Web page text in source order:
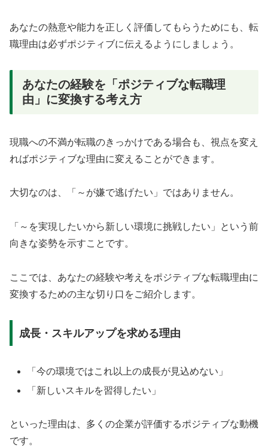
あなたの熱意や能力を正しく評価してもらうためにも、転
職理由は必ずポジティブに伝えるようにしましょう。
あなたの経験を「ポジティブな転職理
由」に変換する考え方
現職への不満が転職のきっかけである場合も、視点を変え
ればポジティブな理由に変えることができます。
大切なのは、「～が嫌で逃げたい」ではありません。
「～を実現したいから新しい環境に挑戦したい」という前
向きな姿勢を示すことです。
ここでは、あなたの経験や考えをポジティブな転職理由に
変換するための主な切り口をご紹介します。
成長・スキルアップを求める理由
「今の環境ではこれ以上の成長が見込めない」
「新しいスキルを習得したい」
といった理由は、多くの企業が評価するポジティブな動機
です。